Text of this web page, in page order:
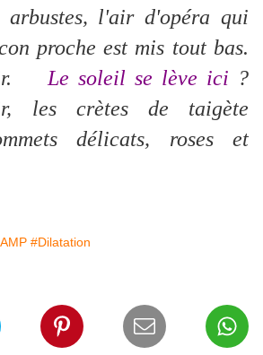
arbustes, l'air d'opéra qui
proche est mis tout bas.
Le soleil se lève ici ?
les crètes de taigète
délicats, roses et
#Dilatation